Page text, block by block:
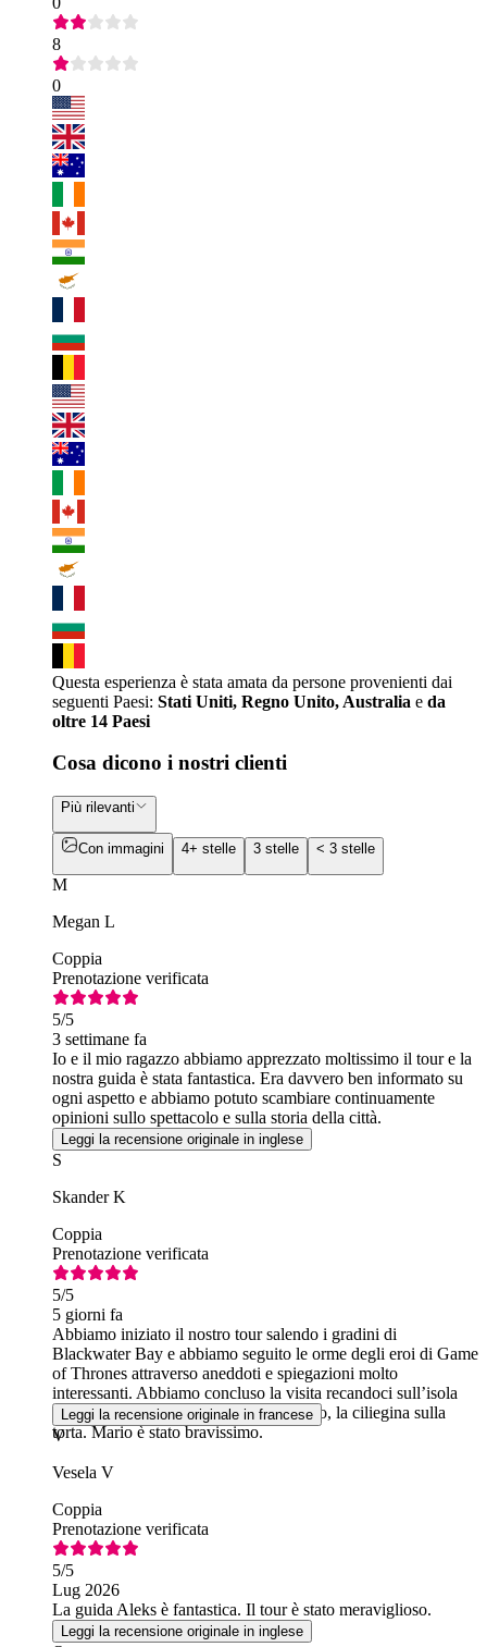
8
0
Questa esperienza è stata amata da persone provenienti dai
seguenti Paesi: Stati Uniti, Regno Unito, Australia e da
oltre 14 Paesi
Cosa dicono i nostri clienti
Più rilevanti
Con immagini 4+ stelle 3 stelle < 3 stelle
M
Megan L
Coppia
Prenotazione verificata
5/5
3 settimane fa
Io e il mio ragazzo abbiamo apprezzato moltissimo il tour e la
nostra guida è stata fantastica. Era davvero ben informato su
ogni aspetto e abbiamo potuto scambiare continuamente
opinioni sullo spettacolo e sulla storia della città.
Leggi la recensione originale in inglese
S
Skander K
Coppia
Prenotazione verificata
5/5
5 giorni fa
Abbiamo iniziato il nostro tour salendo i gradini di
Blackwater Bay e abbiamo seguito le orme degli eroi di Game
of Thrones attraverso aneddoti e spiegazioni molto
interessanti. Abbiamo concluso la visita recandoci sull’isola
dove si trova la replica perfetta del trono, la ciliegina sulla
torta. Mario è stato bravissimo.
Leggi la recensione originale in francese
V
Vesela V
Coppia
Prenotazione verificata
5/5
Lug 2026
La guida Aleks è fantastica. Il tour è stato meraviglioso.
Leggi la recensione originale in inglese